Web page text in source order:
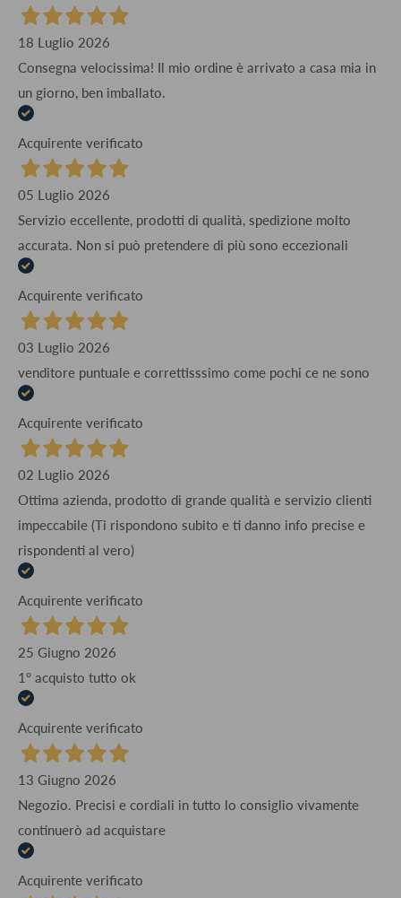
18 Luglio 2026
Consegna velocissima! Il mio ordine è arrivato a casa mia in
un giorno, ben imballato.
Acquirente verificato
05 Luglio 2026
Servizio eccellente, prodotti di qualità, spedizione molto
accurata. Non si può pretendere di più sono eccezionali
Acquirente verificato
03 Luglio 2026
venditore puntuale e correttisssimo come pochi ce ne sono
Acquirente verificato
02 Luglio 2026
Ottima azienda, prodotto di grande qualità e servizio clienti
impeccabile (Ti rispondono subito e ti danno info precise e
rispondenti al vero)
Acquirente verificato
25 Giugno 2026
1° acquisto tutto ok
Acquirente verificato
13 Giugno 2026
Negozio. Precisi e cordiali in tutto lo consiglio vivamente
continuerò ad acquistare
Acquirente verificato